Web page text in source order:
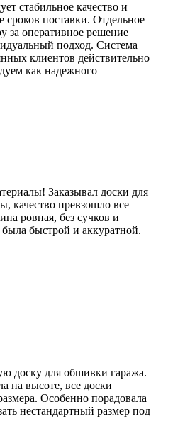
стабильное качество и
сроков поставки. Отдельное
за оперативное решение
подход. Система
клиентов действительно
как надежного
Заказывал доски для
качество превзошло все
ровная, без сучков и
быстрой и аккуратной.
доску для обшивки гаража.
на высоте, все доски
Особенно порадовала
нестандартный размер под